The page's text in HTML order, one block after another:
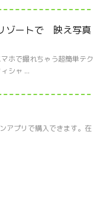
ゾートで 映え写真
ホで撮れちゃう超簡単テク
シャ ...
アプリで購入できます。在